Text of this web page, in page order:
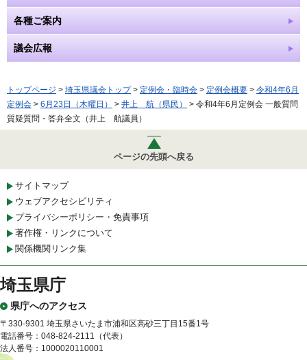
各種ご案内
議会広報
トップページ > 埼玉県議会トップ> 定例会・臨時会 > 定例会概要 > 令和4年6月
定例会 > 6月23日（木曜日） > 井上 航（県民）
> 令和4年6月定例会 一般質問
質疑質問・答弁全文（井上 航議員）
ページの先頭へ戻る
サイトマップ
ウェブアクセシビリティ
プライバシーポリシー・免責事項
著作権・リンクについて
関係機関リンク集
埼玉県庁
県庁へのアクセス
〒330-9301 埼玉県さいたま市浦和区高砂三丁目15番1号
電話番号：048-824-2111（代表）
法人番号：1000020110001